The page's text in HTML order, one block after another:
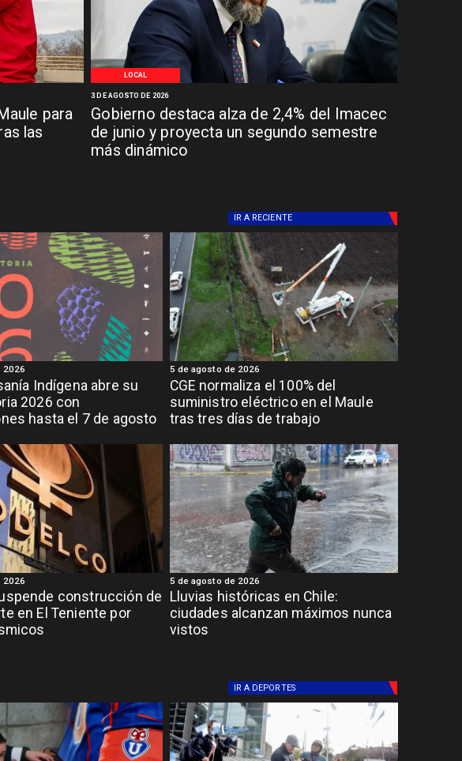
para
las
LOCAL
Gobierno destaca alza de 2,4% del Imacec
de junio y proyecta un segundo semestre
más dinámico
3 DE AGOSTO DE 2026
IR A RECIENTE
Indígena abre su
2026 con
hasta el 7 de agosto
2026
CGE normaliza el 100% del
suministro eléctrico en el Maule
tras tres días de trabajo
5 de agosto de 2026
construcción de
en El Teniente por
2026
Lluvias históricas en Chile:
ciudades alcanzan máximos nunca
vistos
5 de agosto de 2026
IR A DEPORTES